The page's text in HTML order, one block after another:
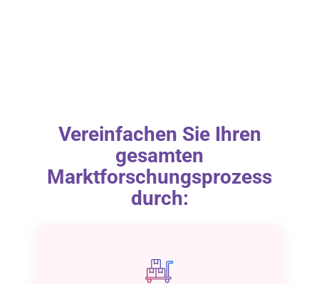
Vereinfachen Sie Ihren
gesamten
Marktforschungsprozess
durch: